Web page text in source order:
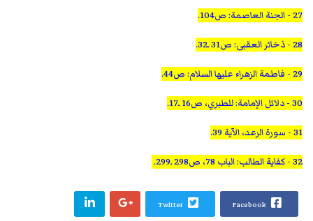
27 - الجنة العاصمة: ص104.
28 - ذخائر العقبى: ص31 ـ32.
29 - فاطمة الزهراء عليها السلام: ص44.
30 - دلائل الإمامة: للطبري، ص16 ـ17.
31 - سورة الرعد، الآية 39.
32 - كفاية الطالب: الباب 78، ص298 ـ299.